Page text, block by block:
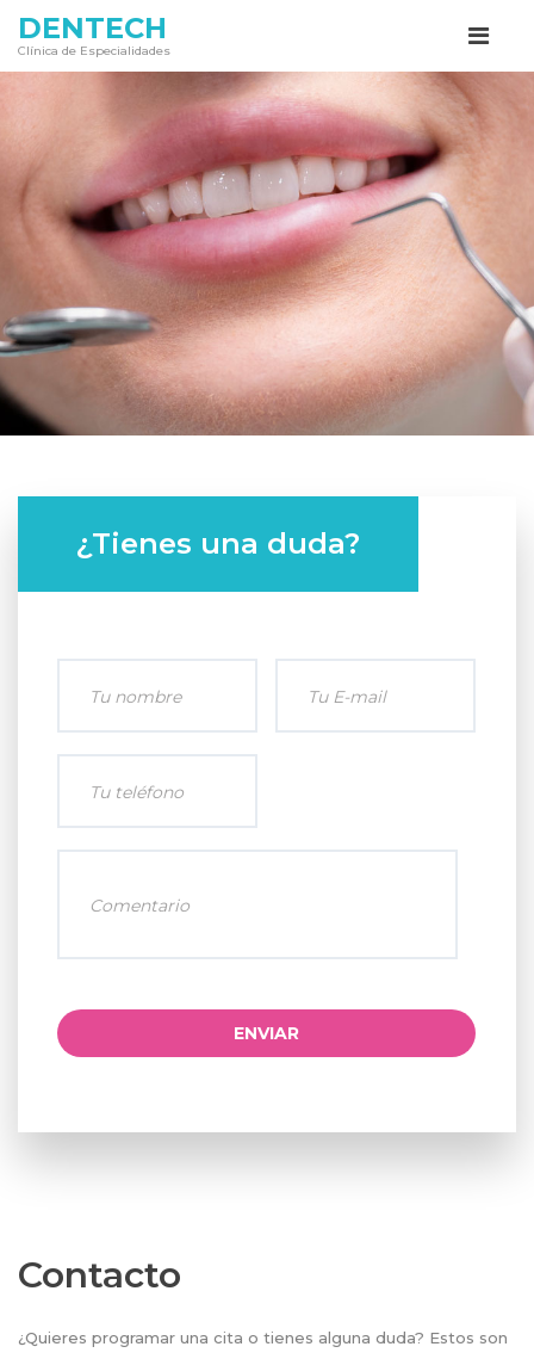
DENTECH
Clínica de Especialidades
¿Tienes una duda?
ENVIAR
Contacto
¿Quieres programar una cita o tienes alguna duda? Estos son